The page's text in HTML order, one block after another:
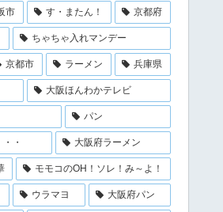
市 す・またん！ 京都府
ちゃちゃ入れマンデー
京都市 ラーメン 兵庫県
大阪ほんわかテレビ
パン
・ 大阪府ラーメン
モモコのOH！ソレ！み～よ！
ウラマヨ 大阪府パン